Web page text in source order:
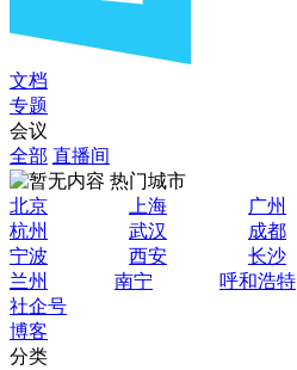
文档
专题
会议
全部 直播间
热门城市
北京
上海 广州
杭州
武汉 成都
宁波
西安 长沙
兰州
南宁 呼和浩特
社企号
博客
分类